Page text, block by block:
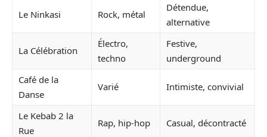
Le Ninkasi Rock, métal
Détendue,
alternative
La Célébration
Électro,
techno
Festive,
underground
Café de la
Danse
Varié Intimiste, convivial
Le Kebab 2 la
Rue
Rap, hip-hop Casual, décontracté